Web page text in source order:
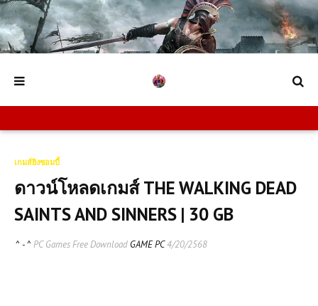
เกมส์ยิงซอมบี้
ดาวน์โหลดเกมส์ THE WALKING DEAD
SAINTS AND SINNERS | 30 GB
^ - ^ PC Games Free Download GAME PC4/20/2568